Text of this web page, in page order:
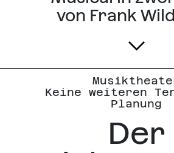
von Frank
Keine weiteren
Planung
Der